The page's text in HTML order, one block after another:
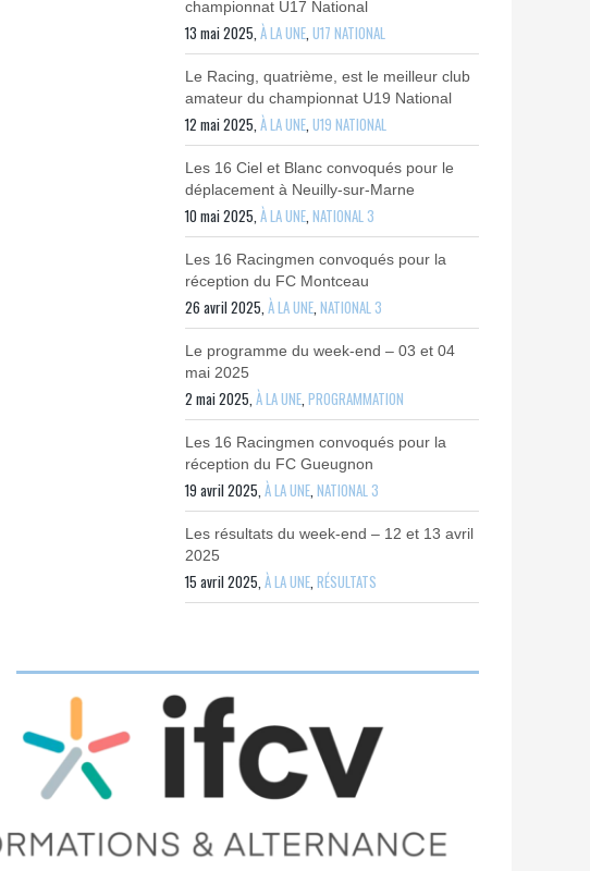
championnat U17 National
13 mai 2025,À LA UNE,U17 NATIONAL
Le Racing, quatrième, est le meilleur club
amateur du championnat U19 National
12 mai 2025,À LA UNE,U19 NATIONAL
Les 16 Ciel et Blanc convoqués pour le
déplacement à Neuilly-sur-Marne
10 mai 2025,À LA UNE,NATIONAL 3
Les 16 Racingmen convoqués pour la
réception du FC Montceau
26 avril 2025,À LA UNE,NATIONAL 3
Le programme du week-end – 03 et 04
mai 2025
2 mai 2025,À LA UNE,PROGRAMMATION
Les 16 Racingmen convoqués pour la
réception du FC Gueugnon
19 avril 2025,À LA UNE,NATIONAL 3
Les résultats du week-end – 12 et 13 avril
2025
15 avril 2025,À LA UNE,RÉSULTATS